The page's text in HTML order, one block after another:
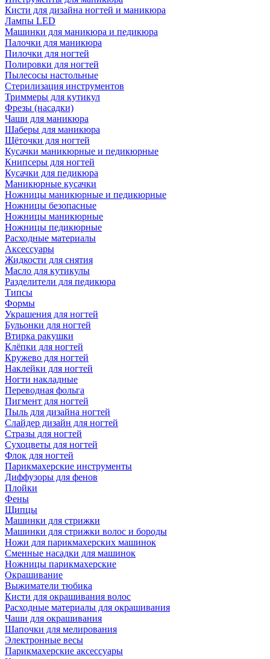
Кисти для дизайна ногтей и маникюра
Лампы LED
Машинки для маникюра и педикюра
Палочки для маникюра
Пилочки для ногтей
Полировки для ногтей
Пылесосы настольные
Стерилизация инструментов
Триммеры для кутикул
Фрезы (насадки)
Чаши для маникюра
Шаберы для маникюра
Щёточки для ногтей
Кусачки маникюрные и педикюрные
Книпсеры для ногтей
Кусачки для педикюра
Маникюрные кусачки
Ножницы маникюрные и педикюрные
Ножницы безопасные
Ножницы маникюрные
Ножницы педикюрные
Расходные материалы
Аксессуары
Жидкости для снятия
Масло для кутикулы
Разделители для педикюра
Типсы
Формы
Украшения для ногтей
Бульонки для ногтей
Втирка ракушки
Клёпки для ногтей
Кружево для ногтей
Наклейки для ногтей
Ногти накладные
Переводная фольга
Пигмент для ногтей
Пыль для дизайна ногтей
Слайдер дизайн для ногтей
Стразы для ногтей
Сухоцветы для ногтей
Флок для ногтей
Парикмахерские инструменты
Диффузоры для фенов
Плойки
Фены
Щипцы
Машинки для стрижки
Машинки для стрижки волос и бороды
Ножи для парикмахерских машинок
Сменные насадки для машинок
Ножницы парикмахерские
Окрашивание
Выжиматели тюбика
Кисти для окрашивания волос
Расходные материалы для окрашивания
Чаши для окрашивания
Шапочки для мелирования
Электронные весы
Парикмахерские аксессуары